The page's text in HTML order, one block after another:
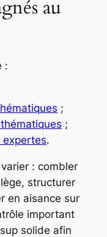
au
:
;
;
expertes.
: combler
structurer
en aisance sur
important
solide afin